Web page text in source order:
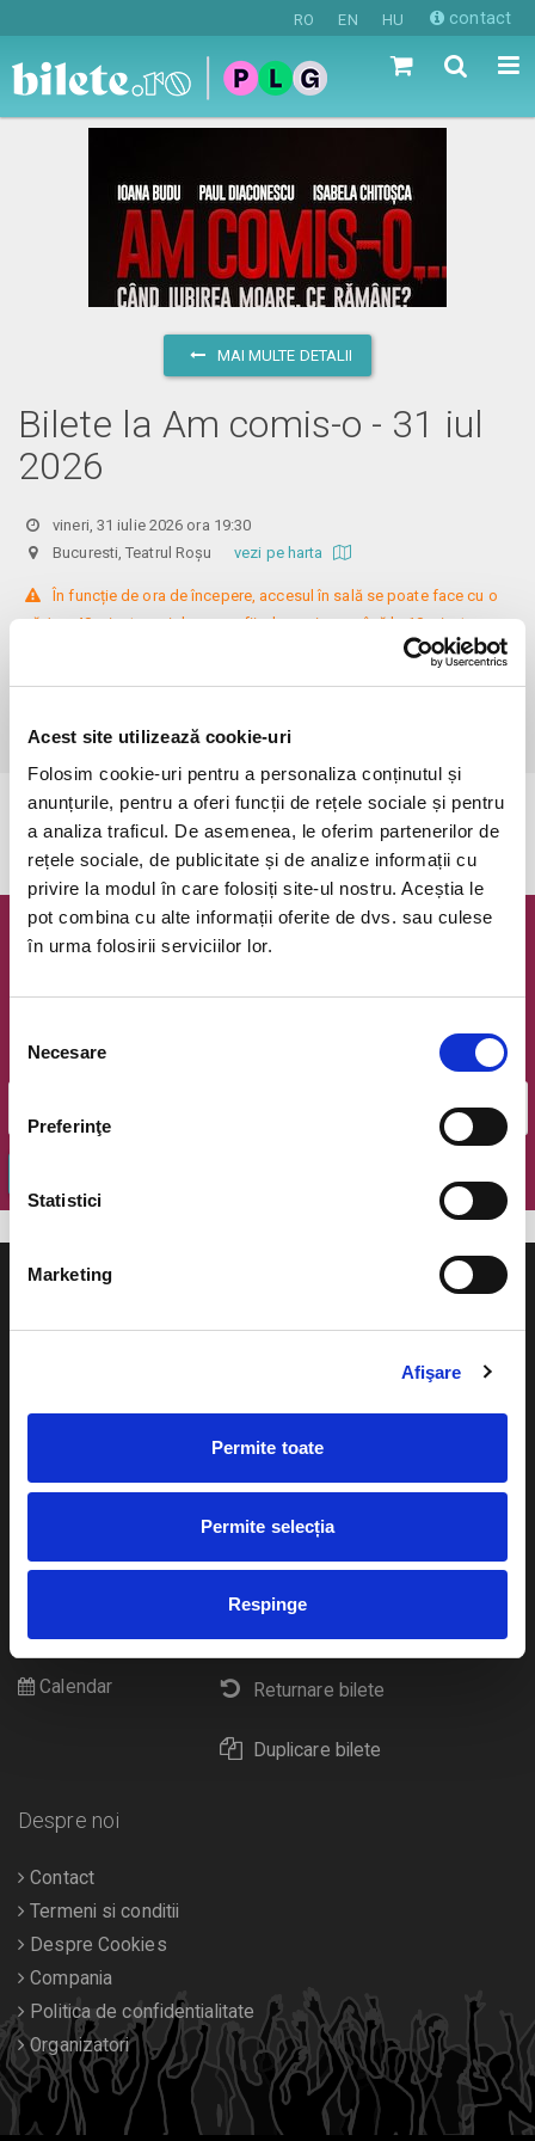
Acest site utilizează cookie-uri
Folosim cookie-uri pentru a personaliza conținutul și
anunțurile, pentru a oferi funcții de rețele sociale și pentru
a analiza traficul. De asemenea, le oferim partenerilor de
rețele sociale, de publicitate și de analize informații cu
privire la modul în care folosiți site-ul nostru. Aceștia le
pot combina cu alte informații oferite de dvs. sau culese
în urma folosirii serviciilor lor.
consimțământului
Necesare
Preferinţe
Statistici
Marketing
Afişare
Permite toate
Permite selecția
Respinge
RO EN HU contact
MAI MULTE DETALII
Bilete la Am comis-o - 31 iul
2026
vineri, 31 iulie 2026 ora 19:30
Bucuresti, Teatrul Roșu vezi pe harta
În funcție de ora de începere, accesul în sală se poate face cu o
oră / cu 40 minute mai devreme, fiind permis cu până la 10 minute
înainte de spectacol. Așezarea se realizează la mese de 2 (nr. limitat), 3
Informații suplimentare, la nr. de telefon 0773 825 249.
Evenimentul a expirat.
Newsletter @ Bilete.ro
Email
Cum comand bilete?
eBilet printat acasa
Returnare bilete
Duplicare bilete
Pentru copii
Diverse
Calendar
Despre noi
Contact
Termeni si conditii
Despre Cookies
Compania
Politica de confidentialitate
Organizatori